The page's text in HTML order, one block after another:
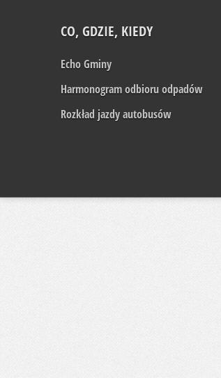
CO, GDZIE, KIEDY
Echo Gminy
Harmonogram odbioru odpadów
Rozkład jazdy autobusów